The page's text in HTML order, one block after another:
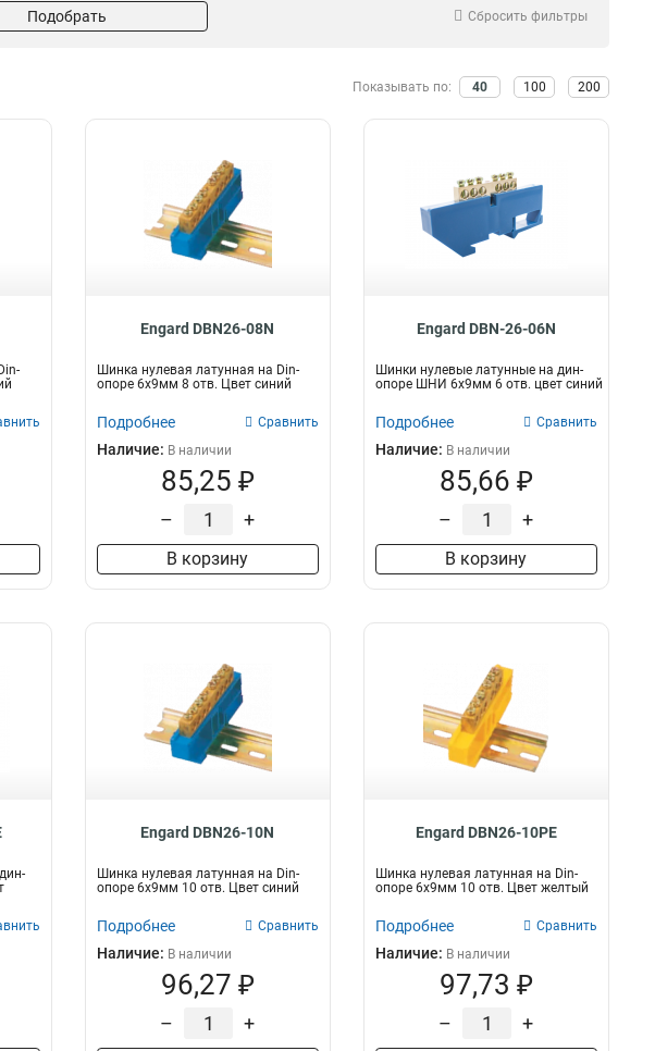
Подобрать Сбросить фильтры
Показывать по: 40 100 200
Engard DBN26-08N
Шинка нулевая латунная на Din-
опоре 6х9мм 8 отв. Цвет синий
Подробнее Сравнить
Наличие: В наличии
85,25 ₽
– +
В корзину
Engard DBN-26-06N
Шинки нулевые латунные на дин-
опоре ШНИ 6х9мм 6 отв. цвет синий
Подробнее Сравнить
Наличие: В наличии
85,66 ₽
– +
В корзину
Engard DBN26-10N
Шинка нулевая латунная на Din-
опоре 6х9мм 10 отв. Цвет синий
Подробнее Сравнить
Наличие: В наличии
96,27 ₽
– +
Engard DBN26-10PE
Шинка нулевая латунная на Din-
опоре 6х9мм 10 отв. Цвет желтый
Подробнее Сравнить
Наличие: В наличии
97,73 ₽
– +